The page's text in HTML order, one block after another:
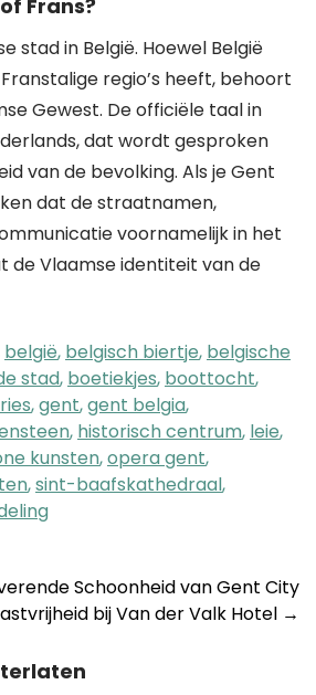
Frans?
stad in België. Hoewel België
regio’s heeft, behoort
Gewest. De officiële taal in
dat wordt gesproken
van de bevolking. Als je Gent
dat de straatnamen,
voornamelijk in het
de Vlaamse identiteit van de
belgië, belgisch biertje, belgische
stad, boetiekjes, boottocht,
,gent,gent belgia,
, historisch centrum, leie,
kunsten,opera gent,
,sint-baafskathedraal,
Schoonheid van Gent City
bij Van der Valk Hotel →